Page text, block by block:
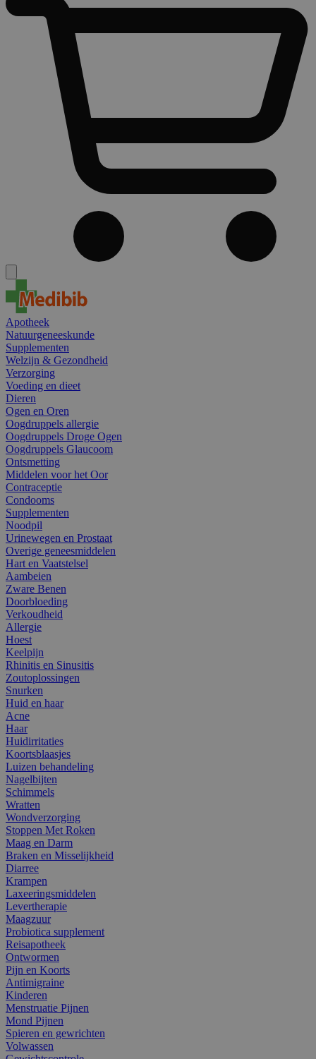
Apotheek
Natuurgeneeskunde
Supplementen
Welzijn & Gezondheid
Verzorging
Voeding en dieet
Dieren
Ogen en Oren
Oogdruppels allergie
Oogdruppels Droge Ogen
Oogdruppels Glaucoom
Ontsmetting
Middelen voor het Oor
Contraceptie
Condooms
Supplementen
Noodpil
Urinewegen en Prostaat
Overige geneesmiddelen
Hart en Vaatstelsel
Aambeien
Zware Benen
Doorbloeding
Verkoudheid
Allergie
Hoest
Keelpijn
Rhinitis en Sinusitis
Zoutoplossingen
Snurken
Huid en haar
Acne
Haar
Huidirritaties
Koortsblaasjes
Luizen behandeling
Nagelbijten
Schimmels
Wratten
Wondverzorging
Stoppen Met Roken
Maag en Darm
Braken en Misselijkheid
Diarree
Krampen
Laxeeringsmiddelen
Levertherapie
Maagzuur
Probiotica supplement
Reisapotheek
Ontwormen
Pijn en Koorts
Antimigraine
Kinderen
Menstruatie Pijnen
Mond Pijnen
Spieren en gewrichten
Volwassen